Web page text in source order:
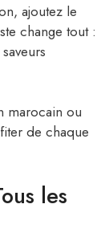
ajoutez le
change tout :
marocain ou
de chaque
les